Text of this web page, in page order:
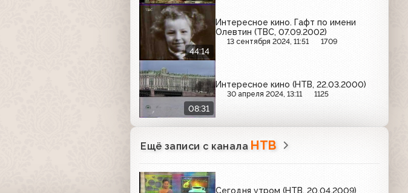
44:14
Интересное кино. Гафт по имени
Олевтин (ТВС, 07.09.2002)
13 сентября 2024, 11:51 1709
08:31
Интересное кино (НТВ, 22.03.2000)
30 апреля 2024, 13:11 1125
Ещё записи с канала НТВ
Сегодня утром (НТВ, 20.04.2009)